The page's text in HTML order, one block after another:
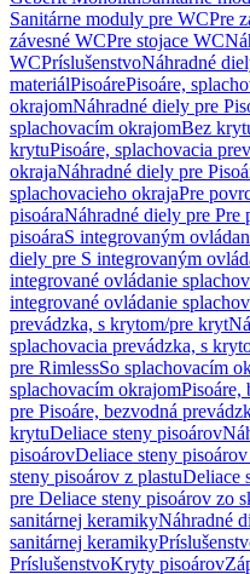
Sanitárne moduly pre WCPre
závesné WCPre stojace WC
WCPríslušenstvoNáhradné
materiálPisoárePisoáre,
okrajomNáhradné diely pre
splachovacím okrajomBez
krytuPisoáre, splachovacia
okrajaNáhradné diely pre
splachovacieho okrajaPre
pisoáraNáhradné diely pre Pre
pisoáraS integrovaným
diely pre S integrovaným
integrované ovládanie
integrované ovládanie
prevádzka, s krytom/pre kryt
splachovacia prevádzka, s
pre RimlessSo splachovacím
splachovacím okrajomPisoáre,
pre Pisoáre, bezvodná
krytuDeliace steny pisoárov
pisoárovDeliace steny
steny pisoárov z plastuDeliace
pre Deliace steny pisoárov zo
sanitárnej keramikyNáhradné
sanitárnej keramiky
PríslušenstvoKryty pisoárov